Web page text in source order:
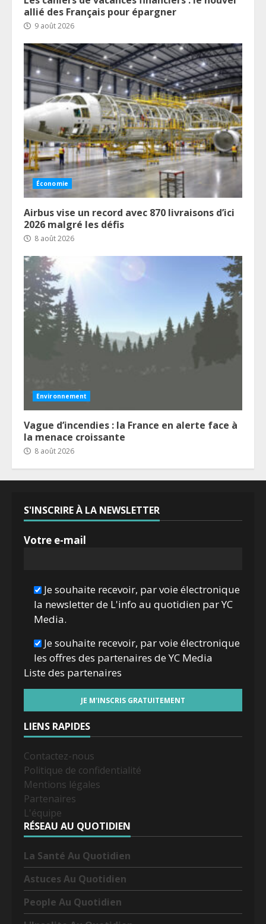
allié des Français pour épargner
9 août 2026
Économie
Airbus vise un record avec 870 livraisons d’ici
2026 malgré les défis
8 août 2026
Environnement
Vague d’incendies : la France en alerte face à
la menace croissante
8 août 2026
S'INSCRIRE À LA NEWSLETTER
Votre e-mail
Je souhaite recevoir, par voie électronique
la newsletter de L'info au quotidien par YC
Media.
Je souhaite recevoir, par voie électronique
les offres des partenaires de YC Media
Liste des partenaires
LIENS RAPIDES
Contactez-nous
Politique de confidentialité
Mentions légales
Partenaires
L'équipe
RÉSEAU AU QUOTIDIEN
La Santé Au Quotidien
Astuces Au Quotidien
People Au Quotidien